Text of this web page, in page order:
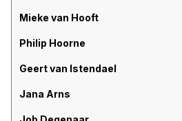
Mieke van Hooft
Philip Hoorne
Geert van Istendael
Jana Arns